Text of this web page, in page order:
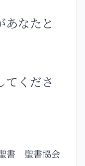
あなたと
てくださ
聖書 聖書協会